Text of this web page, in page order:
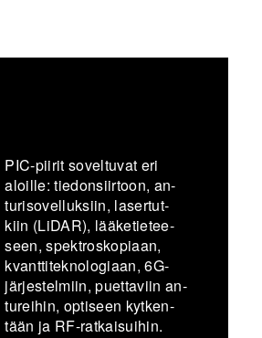
PIC-​piirit so­vel­tu­vat eri
aloil­le: tie­don­siir­toon, an­
tu­ri­so­vel­luk­siin, la­ser­tut­
kiin (LiDAR), lää­ke­tie­tee­
seen, spekt­ros­ko­pi­aan,
kvant­ti­tek­no­lo­gi­aan, 6G-​
järjestelmiin, puet­ta­viin an­
tu­rei­hin, op­ti­seen kyt­ken­
tään ja RF-​ratkaisuihin.